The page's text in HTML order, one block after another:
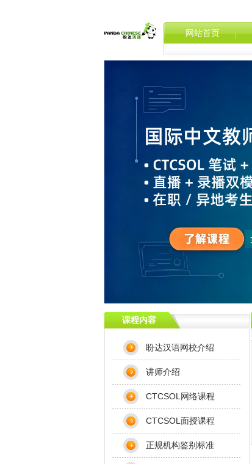
网站首页
课程内容
盼达汉语网校介绍
讲师介绍
CTCSOL网络课程
CTCSOL面授课程
正规机构鉴别标准